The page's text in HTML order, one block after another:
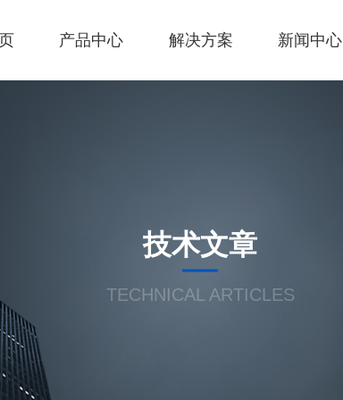
产品中心 解决方案 新闻中心
技术文章
TECHNICAL ARTICLES